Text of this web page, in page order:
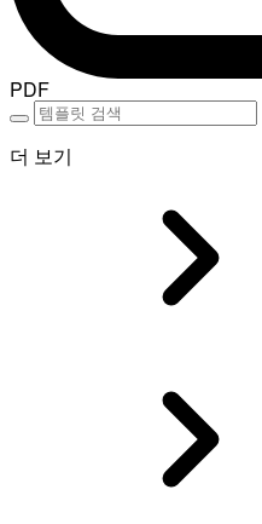
PDF
더 보기